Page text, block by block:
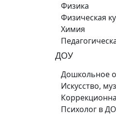
Физика
Физическая
Химия
ДОУ
Дошкольное
Искусство,
Психолог в